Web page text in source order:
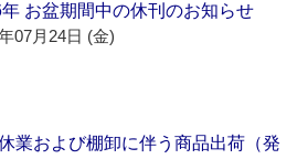
お盆期間中の休刊のお知らせ
07月24日 (金)
業および棚卸に伴う商品出荷（発